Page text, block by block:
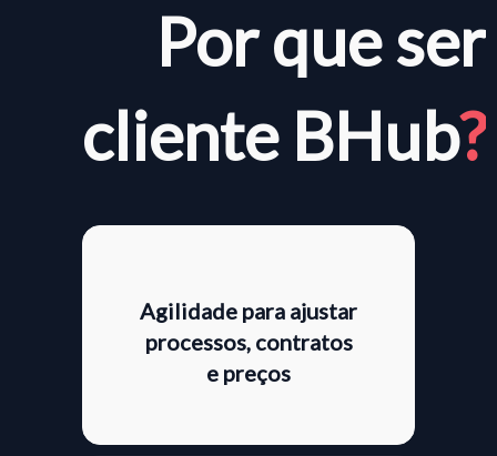
Por que ser
cliente BHub?
Agilidade para ajustar
processos, contratos
e preços